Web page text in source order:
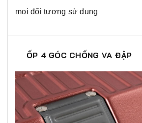
mọi đối tượng sử dụng
ỐP 4 GÓC CHỐNG VA ĐẬP